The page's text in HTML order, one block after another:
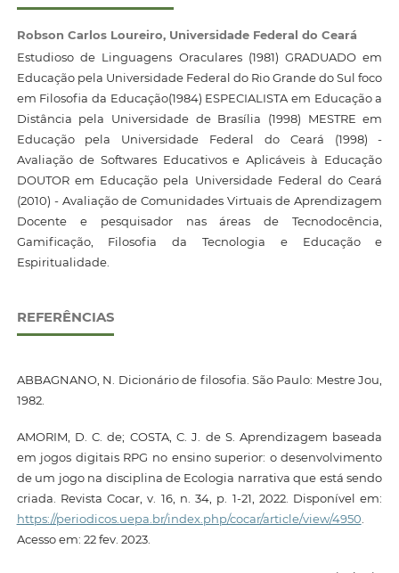
Robson Carlos Loureiro, Universidade Federal do Ceará
Estudioso de Linguagens Oraculares (1981) GRADUADO em
Educação pela Universidade Federal do Rio Grande do Sul foco
em Filosofia da Educação(1984) ESPECIALISTA em Educação a
Distância pela Universidade de Brasília (1998) MESTRE em
Educação pela Universidade Federal do Ceará (1998) -
Avaliação de Softwares Educativos e Aplicáveis à Educação
DOUTOR em Educação pela Universidade Federal do Ceará
(2010) - Avaliação de Comunidades Virtuais de Aprendizagem
Docente e pesquisador nas áreas de Tecnodocência,
Gamificação, Filosofia da Tecnologia e Educação e
Espiritualidade.
REFERÊNCIAS
ABBAGNANO, N. Dicionário de filosofia. São Paulo: Mestre Jou,
1982.
AMORIM, D. C. de; COSTA, C. J. de S. Aprendizagem baseada
em jogos digitais RPG no ensino superior: o desenvolvimento
de um jogo na disciplina de Ecologia narrativa que está sendo
criada. Revista Cocar, v. 16, n. 34, p. 1-21, 2022. Disponível em:
https://periodicos.uepa.br/index.php/cocar/article/view/4950
Acesso em: 22 fev. 2023.